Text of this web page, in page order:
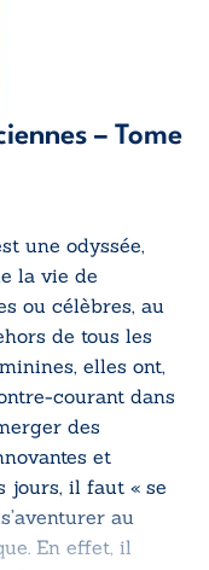
– Tome
une odyssée,
la vie de
ou célèbres, au
de tous les
elles ont,
courant dans
des
et
jours, il faut « se
au
En effet, il